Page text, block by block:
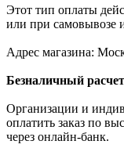
Этот тип оплаты
или при самовывозе
Адрес магазина:
Безналичный расчет
Организации и
оплатить заказ по
через онлайн-банк.